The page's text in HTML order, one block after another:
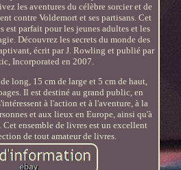
les aventures du célèbre sorcier et de
contre Voldemort et ses partisans. Cet
est parfait pour les jeunes adultes et les
Découvrez les secrets du monde des
écrit par J. Rowling et publié par
Incorporated en 2007.
long, 15 cm de large et 5 cm de haut,
Il est destiné au grand public, en
à l'action et à l'aventure, à la
et aux lieux en Europe, ainsi qu'à
ensemble de livres est un excellent
de tout amateur de livres.